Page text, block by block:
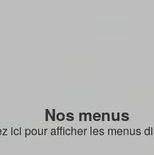
Nos menus
ici pour afficher les menus